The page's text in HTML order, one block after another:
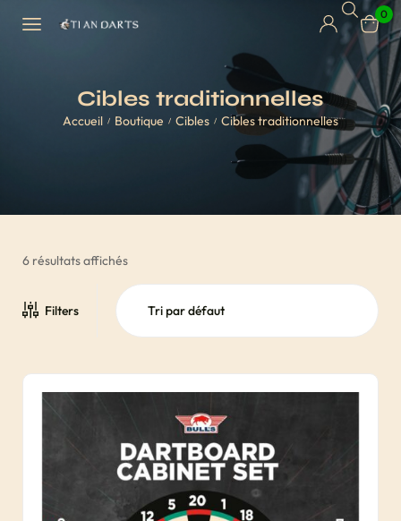
0
Cibles traditionnelles
Accueil / Boutique / Cibles / Cibles traditionnelles
6 résultats affichés
Filters